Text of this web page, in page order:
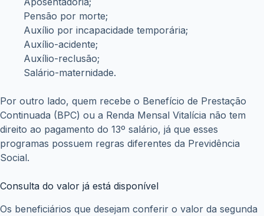
Pensão por morte;
Auxílio por incapacidade temporária;
Auxílio-acidente;
Auxílio-reclusão;
Salário-maternidade.
Por outro lado, quem recebe o Benefício de Prestação
Continuada (BPC) ou a Renda Mensal Vitalícia não tem
direito ao pagamento do 13º salário, já que esses
programas possuem regras diferentes da Previdência
Social.
Consulta do valor já está disponível
Os beneficiários que desejam conferir o valor da segunda